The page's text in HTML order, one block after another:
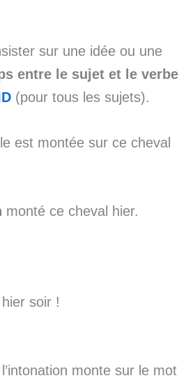
sur une idée ou une
entre le sujet et le verbe
(pour tous les sujets).
est montée sur ce cheval
monté ce cheval hier.
soir !
monte sur le mot